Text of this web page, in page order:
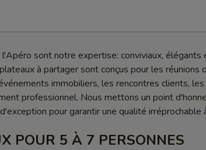
sont notre expertise: conviviaux, élégants
à partager sont conçus pour les réunions
immobiliers, les rencontres clients,
professionnel. Nous mettons un point
pour garantir une qualité irréprochable
POUR 5 À 7 PERSONNES